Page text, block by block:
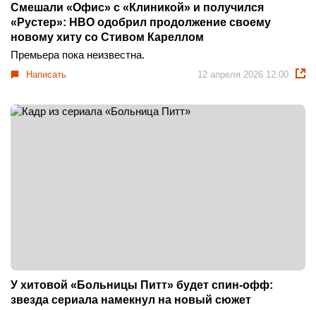
Смешали «Офис» с «Клиникой» и получился
«Рустер»: HBO одобрил продолжение своему
новому хиту со Стивом Кареллом
Премьера пока неизвестна.
Написать 12 апреля 2026 12:00
У хитовой «Больницы Питт» будет спин-офф:
звезда сериала намекнул на новый сюжет